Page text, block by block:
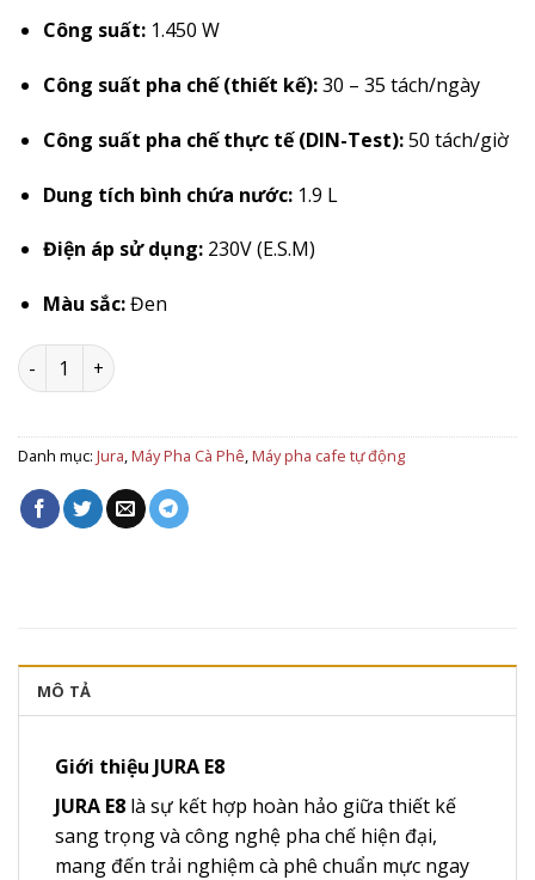
Công suất:1.450 W
Công suất pha chế (thiết kế):30 – 35 tách/ngày
Công suất pha chế thực tế (DIN-Test):50 tách/giờ
Dung tích bình chứa nước:1.9 L
Điện áp sử dụng:230V (E.S.M)
Màu sắc:Đen
Máy pha cà phê tự động Jura E8 Black số lượng
Danh mục: Jura,Máy Pha Cà Phê,Máy pha cafe tự động
MÔ TẢ
Giới thiệu JURA E8
JURA E8 là sự kết hợp hoàn hảo giữa thiết kế
sang trọng và công nghệ pha chế hiện đại,
mang đến trải nghiệm cà phê chuẩn mực ngay